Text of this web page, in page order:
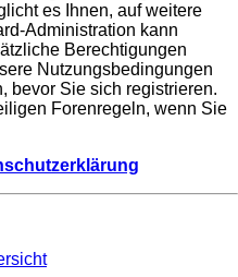
es Ihnen, auf weitere
Administration kann
Berechtigungen
Nutzungsbedingungen
bevor Sie sich registrieren.
Forenregeln, wenn Sie